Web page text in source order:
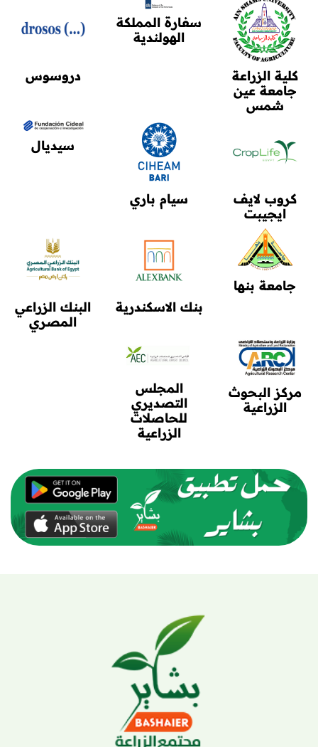
كلية الزراعة
جامعة عين
شمس
سفارة المملكة
الهولندية
دروسوس
كروب لايف
ايجيبت
سيام باري
سيديال
جامعة بنها
بنك الاسكندرية
البنك الزراعي
المصري
مركز البحوث
الزراعية
المجلس
التصديري
للحاصلات
الزراعية